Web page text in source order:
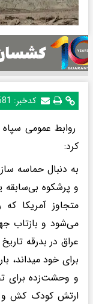
کدخبر:
روابط عمومی سپاه
کرد:
به دنبال حماسه
و پرشکوه بی‌سابقه
متجاوز آمریکا
می‌شود و بازتاب
عراق در بدرقه
برای خود میداند،
و وحشت‌زده برای
ارتش کودک کش و